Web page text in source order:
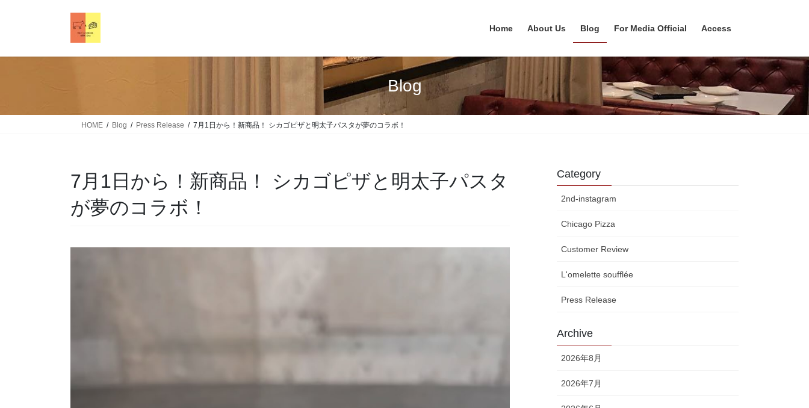
Home About Us Blog For Media Official Access
Blog
HOME Blog Press Release 7月1日から！新商品！ シカゴピザと明太子パスタが夢のコラボ！
7月1日から！新商品！ シカゴピザと明太子パスタ
が夢のコラボ！
Category
2nd-instagram
Chicago Pizza
Customer Review
L'omelette soufflée
Press Release
Archive
2026年8月
2026年7月